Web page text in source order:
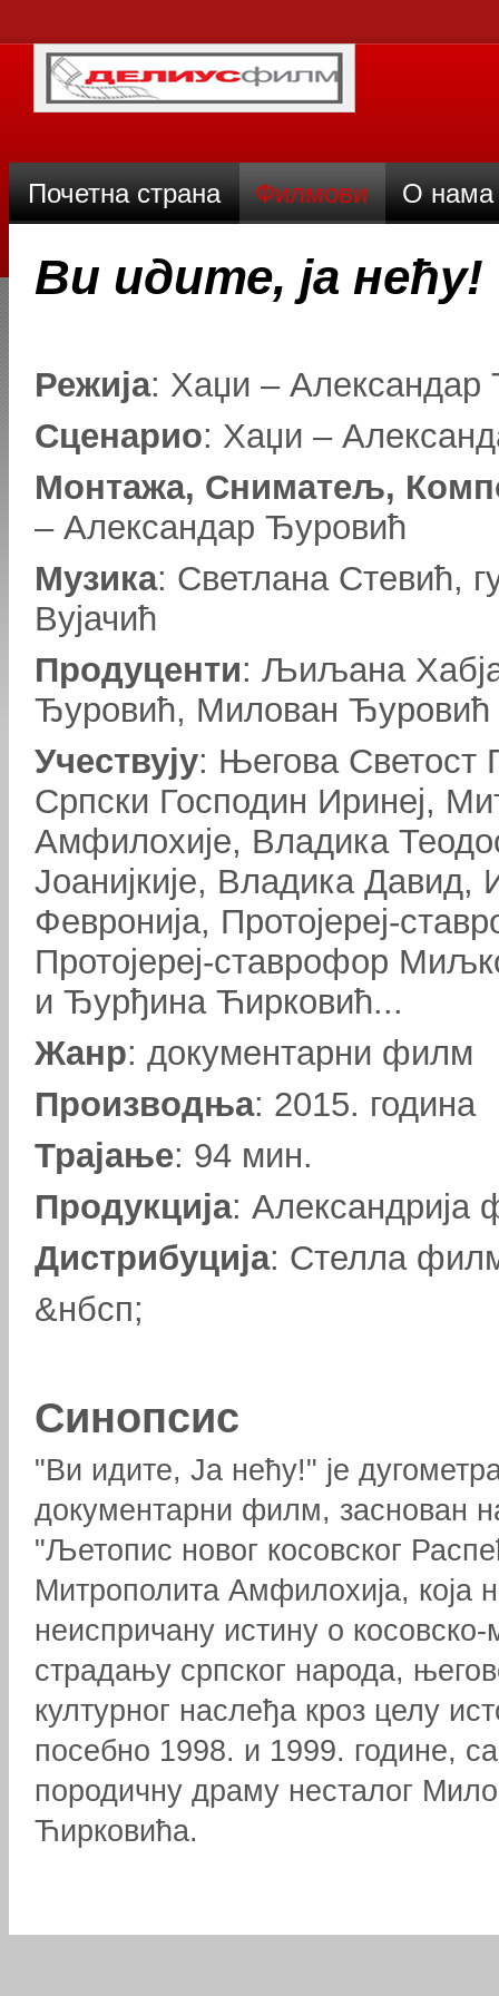
Почетна страна Филмови О нама
Ви идите, ја нећу!
Режија: Хаџи – Александар
Сценарио: Хаџи –
Монтажа, Сниматељ,
– Александар Ђуровић
Музика: Светлана Стевић,
Вујачић
Продуценти: Љиљана
Ђуровић, Милован Ђуровић
Учествују: Његова Светост
Српски Господин Иринеј,
Амфилохије, Владика
Јоанијкије, Владика Давид,
Февронија, Протојереј-
Протојереј-ставрофор
и Ђурђина Ћирковић...
Жанр: документарни филм
Производња: 2015. година
Трајање: 94 мин.
Продукција: Александрија
Дистрибуција: Стелла
&нбсп;
Синопсис
"Ви идите, Ја нећу!" је
документарни филм, заснован
"Љетопис новог косовског
Митрополита Амфилохија, која
неиспричану истину о косовско-
страдању српског народа,
културног наслеђа кроз целу
посебно 1998. и 1999. године,
породичну драму несталог
Ћирковића.